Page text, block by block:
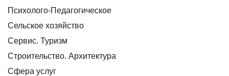
Психолого-Педагогическое
Сельское хозяйство
Сервис. Туризм
Строительство. Архитектура
Сфера услуг